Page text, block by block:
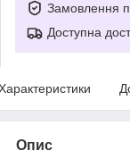
Замовлення
Доступна
Опис